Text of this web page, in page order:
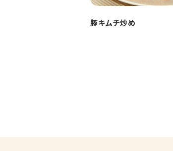
豚キムチ炒め